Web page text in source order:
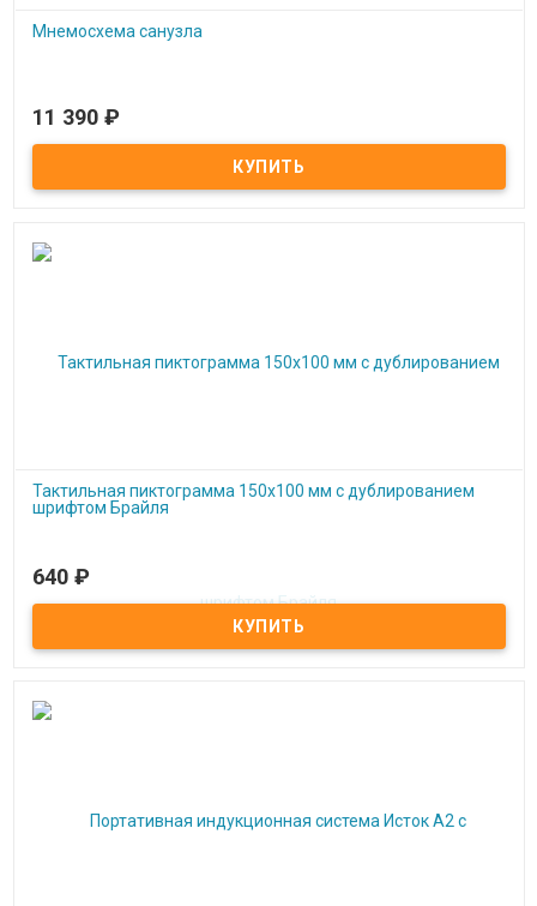
Мнемосхема санузла
Под заказ
Мнемосхема санузла
11 390 ₽
Тактильная пиктограмма 150x100 мм с дублированием
шрифтом Брайля
Под заказ
Тактильная пиктограмма 150x100 мм с дублированием шрифтом
640 ₽